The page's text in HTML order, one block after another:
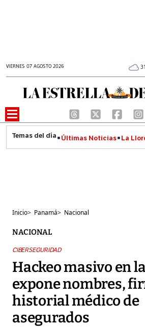
VIERNES 07 AGOSTO 2026
Últimas Noticias La
Inicio> Panamá> Nacional
NACIONAL
CIBERSEGURIDAD
Hackeo masivo en
expone nombres,
historial médico de
asegurados